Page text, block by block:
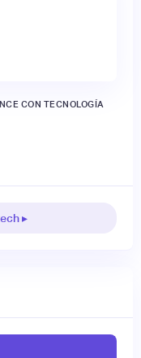
CON TECNOLOGÍA
▸